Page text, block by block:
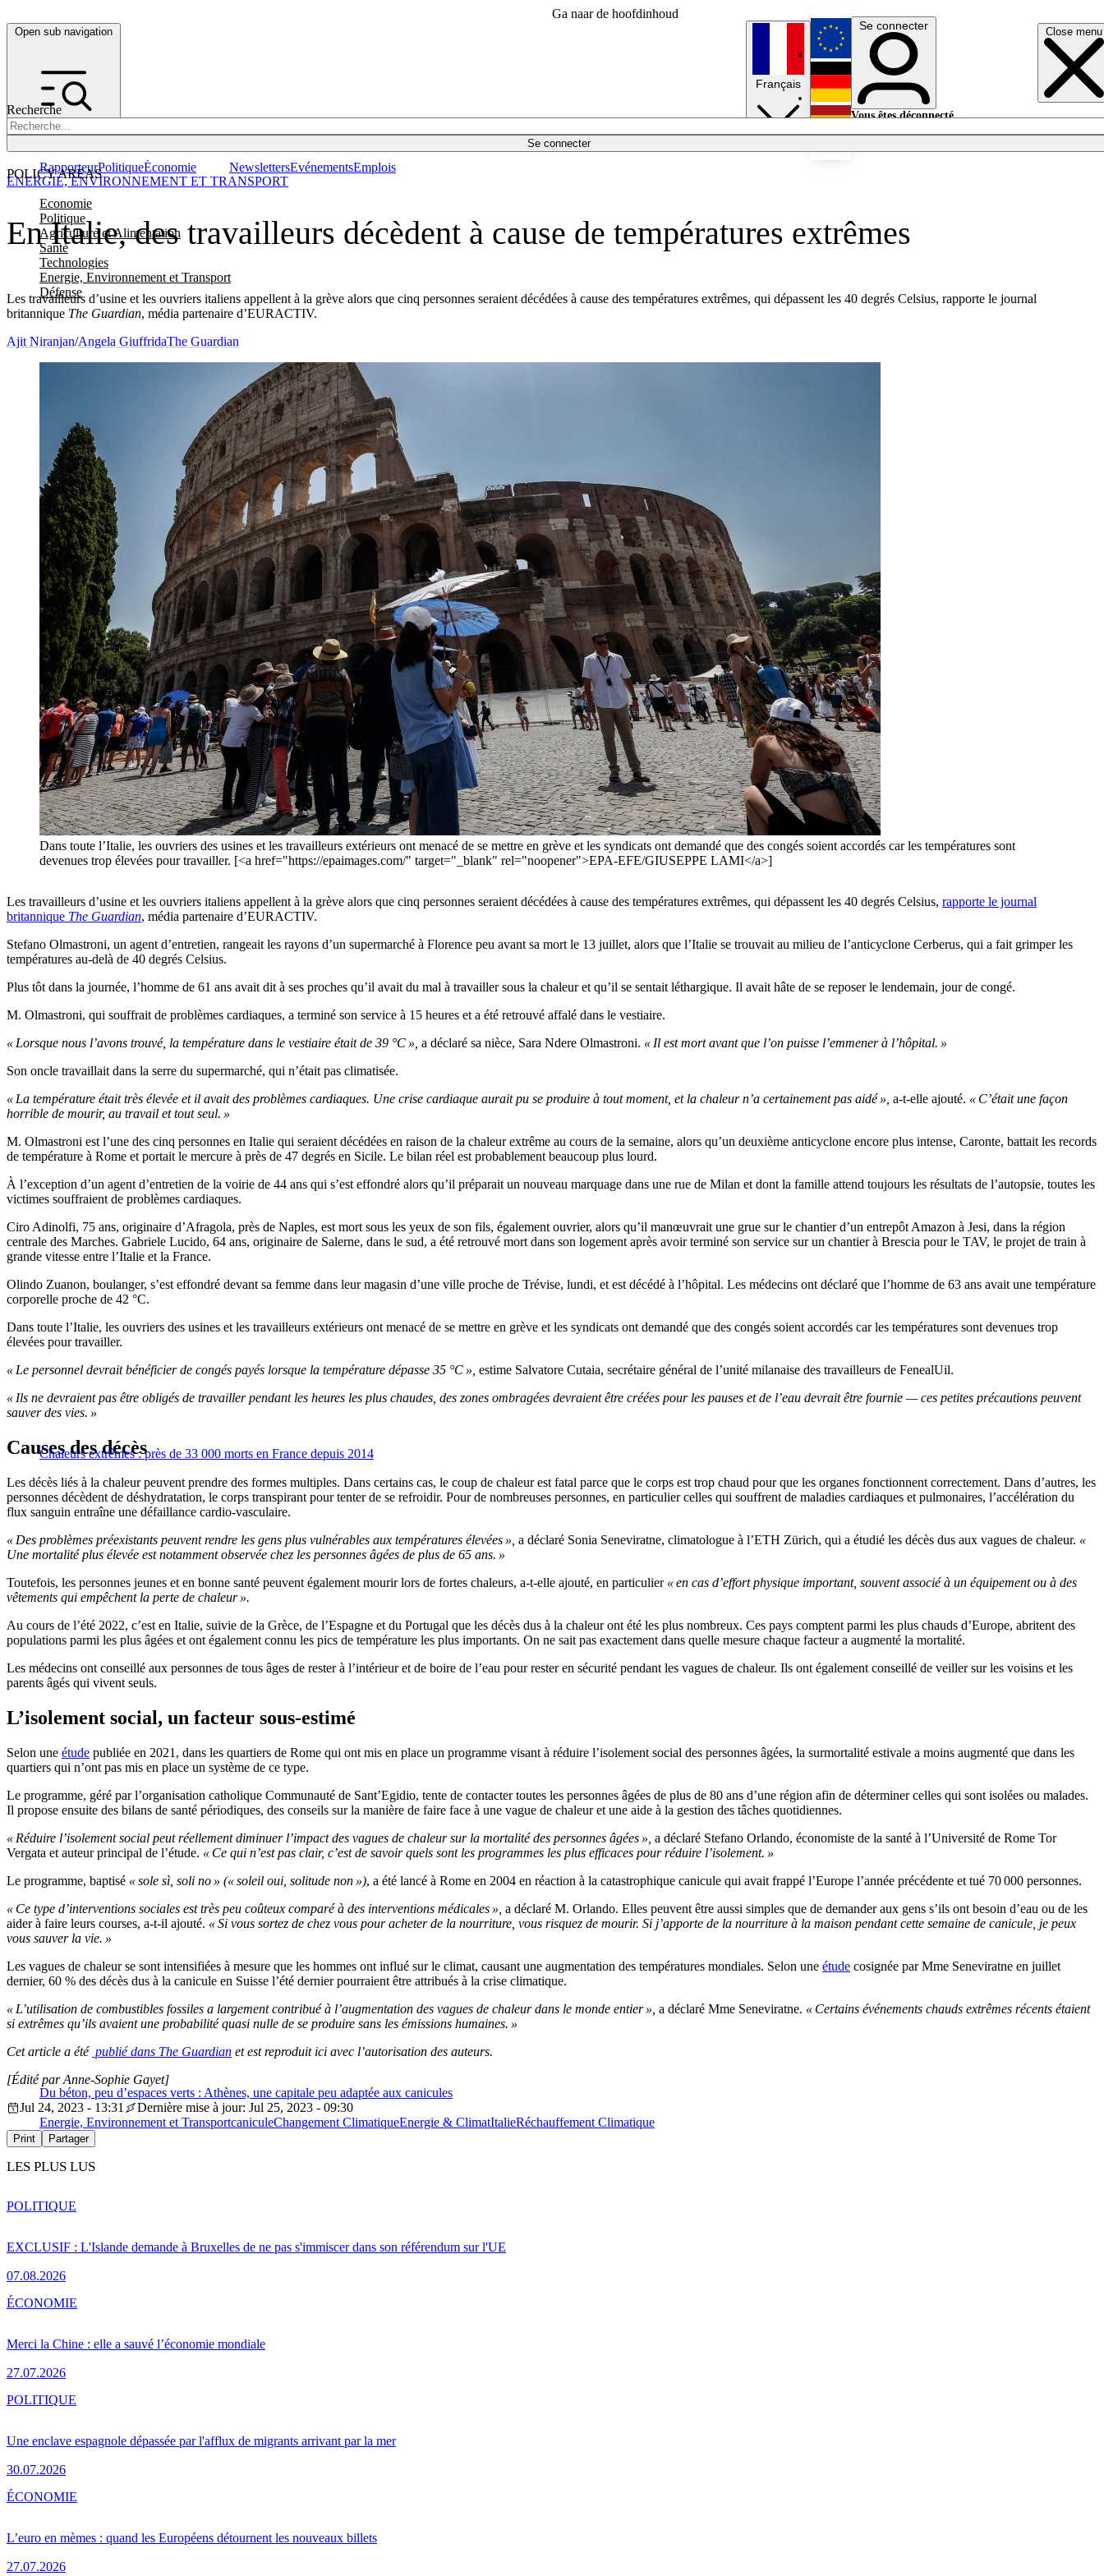
Ga naar de hoofdinhoud
Open sub navigation Close menu
Recherche
Se connecter
POLICY AREAS
Economie
Politique
Agriculture et Alimentation
Santé
Technologies
Energie, Environnement et Transport
Défense
RapporteurPolitiqueÉconomie NewslettersEvénementsEmplois
Français
English
Deutsch
Se connecter
Vous êtes déconnecté.
En Italie, des travailleurs décèdent à cause de températures extrêmes
Les travailleurs d’usine et les ouvriers italiens appellent à la grève alors que cinq personnes seraient décédées à cause des températures extrêmes, qui dépassent les 40 degrés Celsius, rapporte le journal
britannique The Guardian, média partenaire d’EURACTIV.
ENERGIE, ENVIRONNEMENT ET TRANSPORT
Ajit Niranjan/Angela GiuffridaThe Guardian
Dans toute l’Italie, les ouvriers des usines et les travailleurs extérieurs ont menacé de se mettre en grève et les syndicats ont demandé que des congés soient accordés car les températures sont
devenues trop élevées pour travailler. [<a href="https://epaimages.com/" target="_blank" rel="noopener">EPA-EFE/GIUSEPPE LAMI</a>]
Les travailleurs d’usine et les ouvriers italiens appellent à la grève alors que cinq personnes seraient décédées à cause des températures extrêmes, qui dépassent les 40 degrés Celsius, rapporte le journal
britannique The Guardian, média partenaire d’EURACTIV.
Stefano Olmastroni, un agent d’entretien, rangeait les rayons d’un supermarché à Florence peu avant sa mort le 13 juillet, alors que l’Italie se trouvait au milieu de l’anticyclone Cerberus, qui a fait grimper les
températures au-delà de 40 degrés Celsius.
Plus tôt dans la journée, l’homme de 61 ans avait dit à ses proches qu’il avait du mal à travailler sous la chaleur et qu’il se sentait léthargique. Il avait hâte de se reposer le lendemain, jour de congé.
M. Olmastroni, qui souffrait de problèmes cardiaques, a terminé son service à 15 heures et a été retrouvé affalé dans le vestiaire.
« Lorsque nous l’avons trouvé, la température dans le vestiaire était de 39 °C », a déclaré sa nièce, Sara Ndere Olmastroni. « Il est mort avant que l’on puisse l’emmener à l’hôpital. »
Son oncle travaillait dans la serre du supermarché, qui n’était pas climatisée.
« La température était très élevée et il avait des problèmes cardiaques. Une crise cardiaque aurait pu se produire à tout moment, et la chaleur n’a certainement pas aidé », a-t-elle ajouté. « C’était une façon
horrible de mourir, au travail et tout seul. »
M. Olmastroni est l’une des cinq personnes en Italie qui seraient décédées en raison de la chaleur extrême au cours de la semaine, alors qu’un deuxième anticyclone encore plus intense, Caronte, battait les records
de température à Rome et portait le mercure à près de 47 degrés en Sicile. Le bilan réel est probablement beaucoup plus lourd.
À l’exception d’un agent d’entretien de la voirie de 44 ans qui s’est effondré alors qu’il préparait un nouveau marquage dans une rue de Milan et dont la famille attend toujours les résultats de l’autopsie, toutes les
victimes souffraient de problèmes cardiaques.
Ciro Adinolfi, 75 ans, originaire d’Afragola, près de Naples, est mort sous les yeux de son fils, également ouvrier, alors qu’il manœuvrait une grue sur le chantier d’un entrepôt Amazon à Jesi, dans la région
centrale des Marches. Gabriele Lucido, 64 ans, originaire de Salerne, dans le sud, a été retrouvé mort dans son logement après avoir terminé son service sur un chantier à Brescia pour le TAV, le projet de train à
grande vitesse entre l’Italie et la France.
Olindo Zuanon, boulanger, s’est effondré devant sa femme dans leur magasin d’une ville proche de Trévise, lundi, et est décédé à l’hôpital. Les médecins ont déclaré que l’homme de 63 ans avait une température
corporelle proche de 42 °C.
Dans toute l’Italie, les ouvriers des usines et les travailleurs extérieurs ont menacé de se mettre en grève et les syndicats ont demandé que des congés soient accordés car les températures sont devenues trop
élevées pour travailler.
« Le personnel devrait bénéficier de congés payés lorsque la température dépasse 35 °C », estime Salvatore Cutaia, secrétaire général de l’unité milanaise des travailleurs de FenealUil.
« Ils ne devraient pas être obligés de travailler pendant les heures les plus chaudes, des zones ombragées devraient être créées pour les pauses et de l’eau devrait être fournie — ces petites précautions peuvent
sauver des vies. »
Chaleurs extrêmes : près de 33 000 morts en France depuis 2014
Causes des décès
Les décès liés à la chaleur peuvent prendre des formes multiples. Dans certains cas, le coup de chaleur est fatal parce que le corps est trop chaud pour que les organes fonctionnent correctement. Dans d’autres, les
personnes décèdent de déshydratation, le corps transpirant pour tenter de se refroidir. Pour de nombreuses personnes, en particulier celles qui souffrent de maladies cardiaques et pulmonaires, l’accélération du
flux sanguin entraîne une défaillance cardio-vasculaire.
« Des problèmes préexistants peuvent rendre les gens plus vulnérables aux températures élevées », a déclaré Sonia Seneviratne, climatologue à l’ETH Zürich, qui a étudié les décès dus aux vagues de chaleur. «
Une mortalité plus élevée est notamment observée chez les personnes âgées de plus de 65 ans. »
Toutefois, les personnes jeunes et en bonne santé peuvent également mourir lors de fortes chaleurs, a-t-elle ajouté, en particulier « en cas d’effort physique important, souvent associé à un équipement ou à des
vêtements qui empêchent la perte de chaleur ».
Au cours de l’été 2022, c’est en Italie, suivie de la Grèce, de l’Espagne et du Portugal que les décès dus à la chaleur ont été les plus nombreux. Ces pays comptent parmi les plus chauds d’Europe, abritent des
populations parmi les plus âgées et ont également connu les pics de température les plus importants. On ne sait pas exactement dans quelle mesure chaque facteur a augmenté la mortalité.
Les médecins ont conseillé aux personnes de tous âges de rester à l’intérieur et de boire de l’eau pour rester en sécurité pendant les vagues de chaleur. Ils ont également conseillé de veiller sur les voisins et les
parents âgés qui vivent seuls.
L’isolement social, un facteur sous-estimé
Selon une étude publiée en 2021, dans les quartiers de Rome qui ont mis en place un programme visant à réduire l’isolement social des personnes âgées, la surmortalité estivale a moins augmenté que dans les
quartiers qui n’ont pas mis en place un système de ce type.
Le programme, géré par l’organisation catholique Communauté de Sant’Egidio, tente de contacter toutes les personnes âgées de plus de 80 ans d’une région afin de déterminer celles qui sont isolées ou malades.
Il propose ensuite des bilans de santé périodiques, des conseils sur la manière de faire face à une vague de chaleur et une aide à la gestion des tâches quotidiennes.
« Réduire l’isolement social peut réellement diminuer l’impact des vagues de chaleur sur la mortalité des personnes âgées », a déclaré Stefano Orlando, économiste de la santé à l’Université de Rome Tor
Vergata et auteur principal de l’étude. « Ce qui n’est pas clair, c’est de savoir quels sont les programmes les plus efficaces pour réduire l’isolement. »
Le programme, baptisé « sole sì, soli no » (« soleil oui, solitude non »), a été lancé à Rome en 2004 en réaction à la catastrophique canicule qui avait frappé l’Europe l’année précédente et tué 70 000 personnes.
« Ce type d’interventions sociales est très peu coûteux comparé à des interventions médicales », a déclaré M. Orlando. Elles peuvent être aussi simples que de demander aux gens s’ils ont besoin d’eau ou de les
aider à faire leurs courses, a-t-il ajouté. « Si vous sortez de chez vous pour acheter de la nourriture, vous risquez de mourir. Si j’apporte de la nourriture à la maison pendant cette semaine de canicule, je peux
vous sauver la vie. »
Les vagues de chaleur se sont intensifiées à mesure que les hommes ont influé sur le climat, causant une augmentation des températures mondiales. Selon une étude cosignée par Mme Seneviratne en juillet
dernier, 60 % des décès dus à la canicule en Suisse l’été dernier pourraient être attribués à la crise climatique.
« L’utilisation de combustibles fossiles a largement contribué à l’augmentation des vagues de chaleur dans le monde entier », a déclaré Mme Seneviratne. « Certains événements chauds extrêmes récents étaient
si extrêmes qu’ils avaient une probabilité quasi nulle de se produire sans les émissions humaines. »
Cet article a été publié dans The Guardian et est reproduit ici avec l’autorisation des auteurs.
Du béton, peu d’espaces verts : Athènes, une capitale peu adaptée aux canicules
[Édité par Anne-Sophie Gayet]
Jul 24, 2023 - 13:31
Dernière mise à jour: Jul 25, 2023 - 09:30
Energie, Environnement et TransportcaniculeChangement ClimatiqueEnergie & ClimatItalieRéchauffement Climatique
Print Partager
LES PLUS LUS
EXCLUSIF : L'Islande demande à Bruxelles de ne pas s'immiscer dans son référendum sur l'UE
07.08.2026
POLITIQUE
Merci la Chine : elle a sauvé l’économie mondiale
27.07.2026
ÉCONOMIE
Une enclave espagnole dépassée par l'afflux de migrants arrivant par la mer
30.07.2026
POLITIQUE
L’euro en mèmes : quand les Européens détournent les nouveaux billets
27.07.2026
ÉCONOMIE